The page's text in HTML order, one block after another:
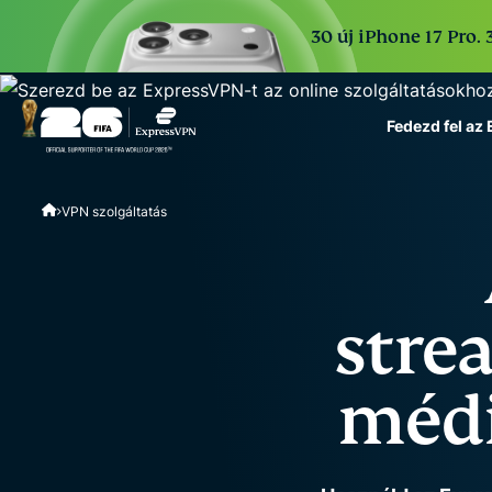
30 új iPhone 17
Fedezd fel az
VPN szolgáltatás